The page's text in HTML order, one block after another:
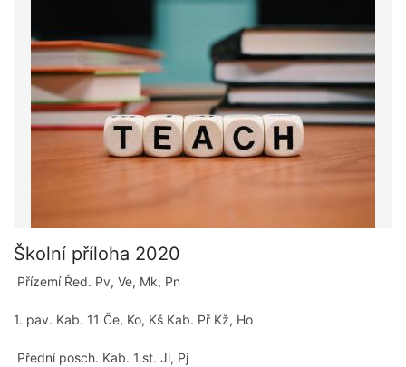
Školní příloha 2020
Přízemí Řed. Pv, Ve, Mk, Pn
1. pav. Kab. 11 Če, Ko, Kš Kab. Př Kž, Ho
Přední posch. Kab. 1.st. Jl, Pj